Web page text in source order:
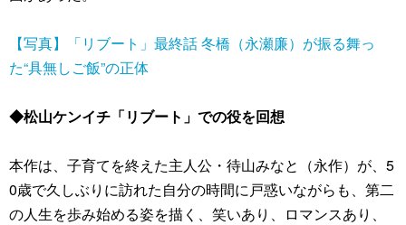
【写真】「リブート」最終話 冬橋（永瀬廉）が振る舞っ
た“具無しご飯”の正体
◆松山ケンイチ「リブート」での役を回想
本作は、子育てを終えた主人公・待山みなと（永作）が、5
0歳で久しぶりに訪れた自分の時間に戸惑いながらも、第二
の人生を歩み始める姿を描く、笑いあり、ロマンスあり、